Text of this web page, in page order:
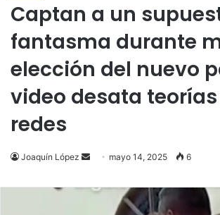
Captan a un
fantasma durante
elección del nuevo
video desata teorías
redes
Joaquín López
Send
email
mayo 14, 2025 6